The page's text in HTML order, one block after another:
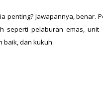
penting? Jawapannya,
seperti pelaburan emas,
baik, dan kukuh.